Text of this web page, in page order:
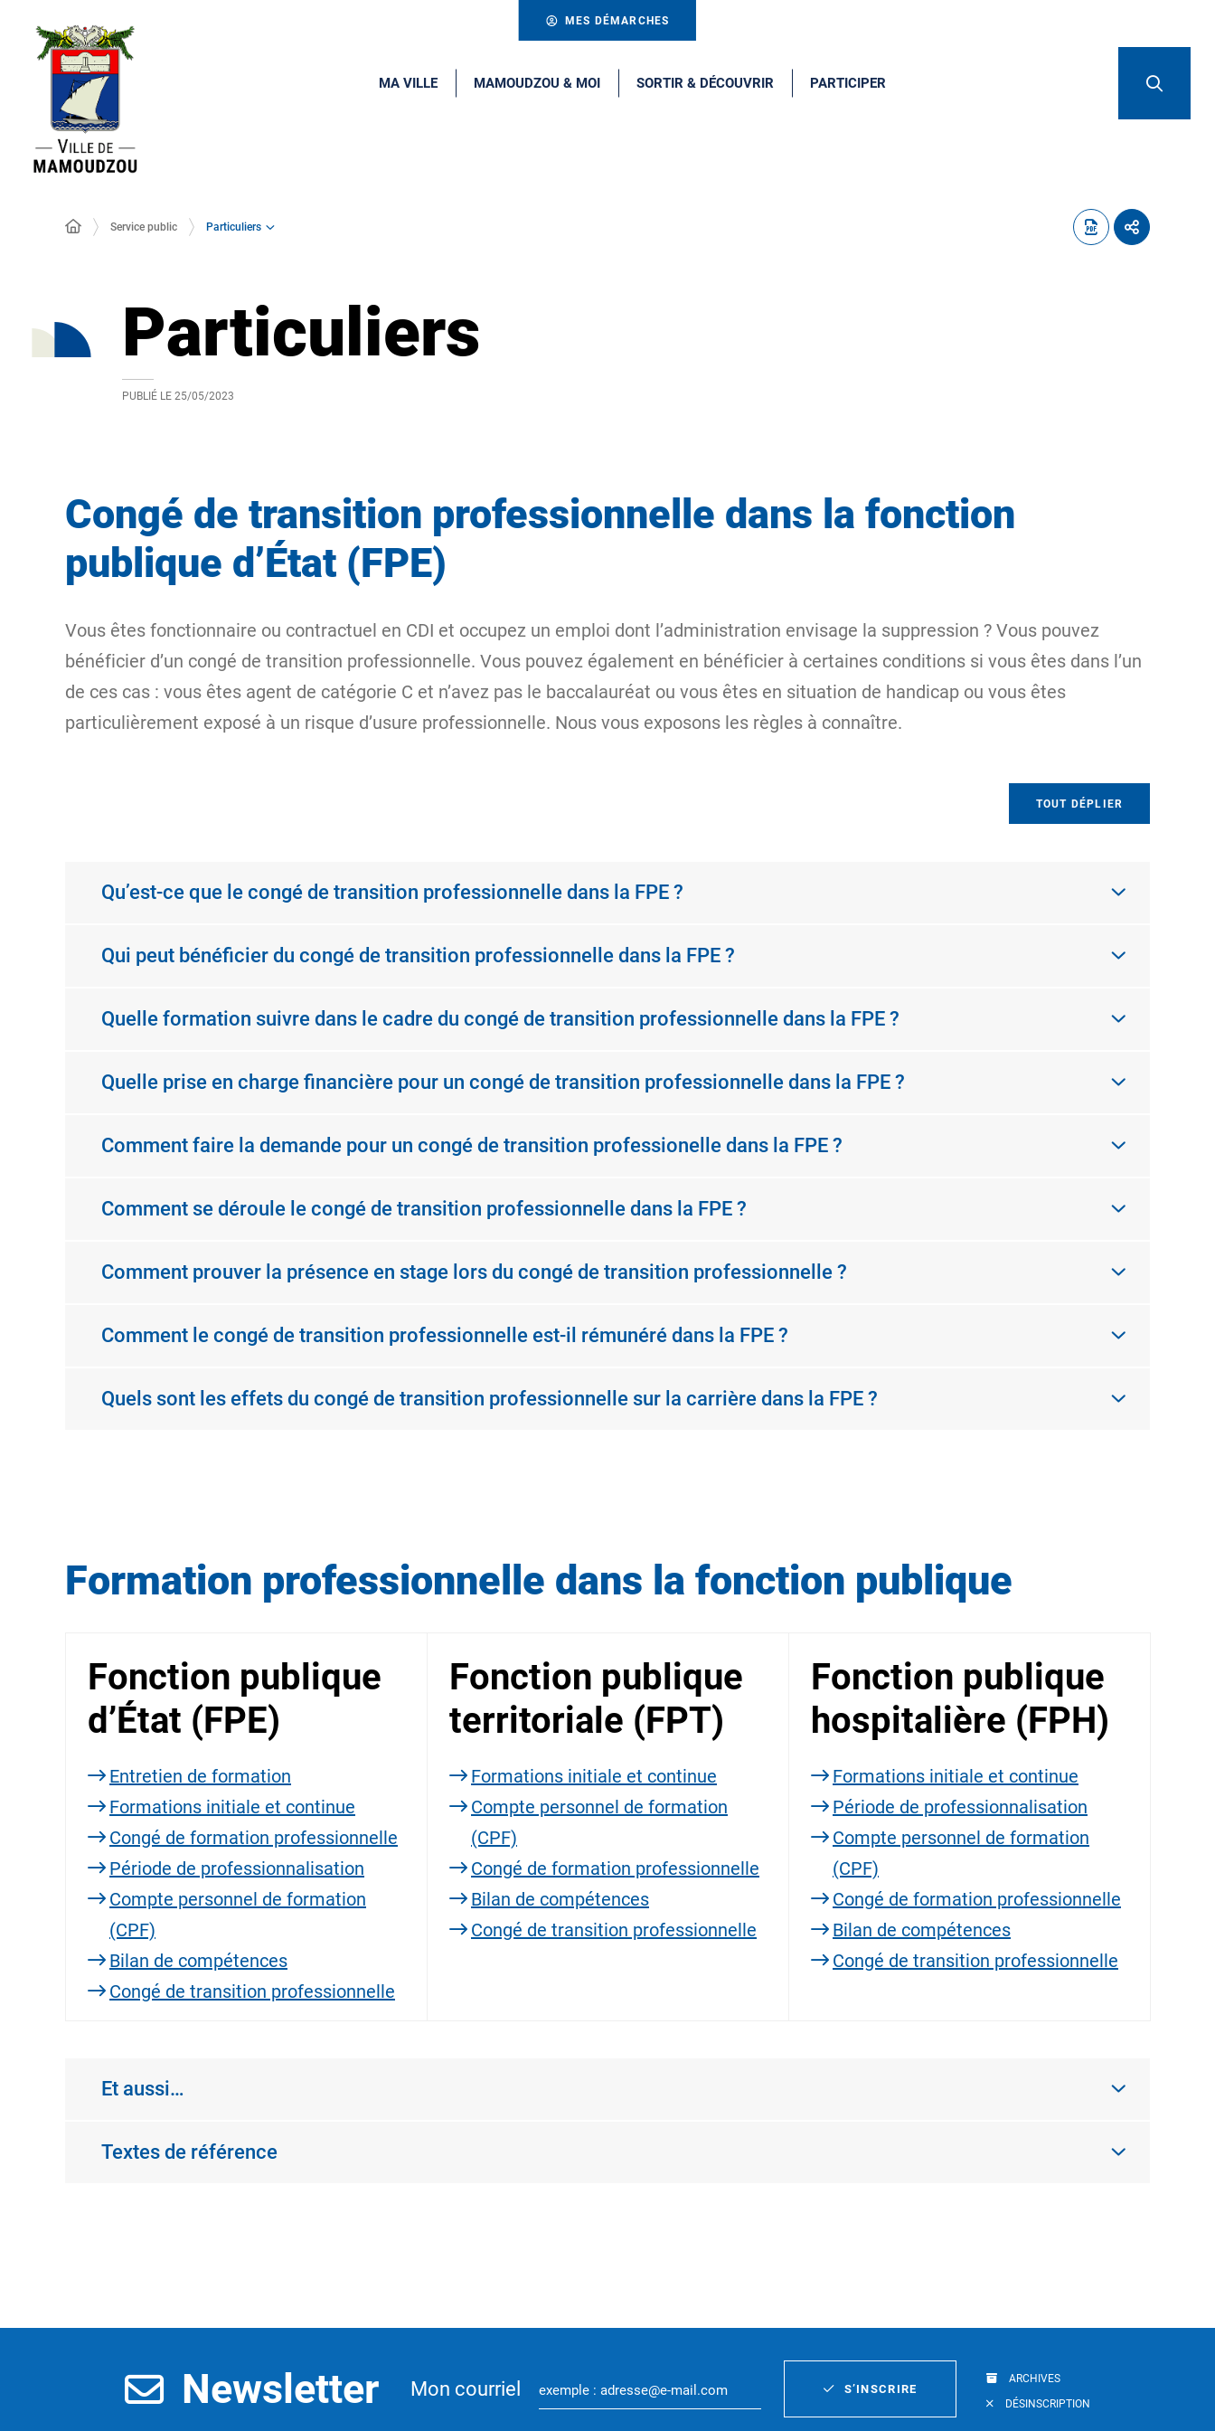
MES DÉMARCHES
MA VILLE MAMOUDZOU & MOI SORTIR & DÉCOUVRIR PARTICIPER
Service public Particuliers
Particuliers
PUBLIÉ LE 25/05/2023
Congé de transition professionnelle dans la fonction
publique d’État (FPE)
Vous êtes fonctionnaire ou contractuel en CDI et occupez un emploi dont l’administration envisage la suppression ? Vous pouvez
bénéficier d’un congé de transition professionnelle. Vous pouvez également en bénéficier à certaines conditions si vous êtes dans l’un
de ces cas : vous êtes agent de catégorie C et n’avez pas le baccalauréat ou vous êtes en situation de handicap ou vous êtes
particulièrement exposé à un risque d’usure professionnelle. Nous vous exposons les règles à connaître.
TOUT DÉPLIER
Qu’est-ce que le congé de transition professionnelle dans la FPE ?
Qui peut bénéficier du congé de transition professionnelle dans la FPE ?
Quelle formation suivre dans le cadre du congé de transition professionnelle dans la FPE ?
Quelle prise en charge financière pour un congé de transition professionnelle dans la FPE ?
Comment faire la demande pour un congé de transition professionelle dans la FPE ?
Comment se déroule le congé de transition professionnelle dans la FPE ?
Comment prouver la présence en stage lors du congé de transition professionnelle ?
Comment le congé de transition professionnelle est-il rémunéré dans la FPE ?
Quels sont les effets du congé de transition professionnelle sur la carrière dans la FPE ?
Formation professionnelle dans la fonction publique
Fonction publique
d’État (FPE)
Entretien de formation
Formations initiale et continue
Congé de formation professionnelle
Période de professionnalisation
Compte personnel de formation
(CPF)
Bilan de compétences
Congé de transition professionnelle
Fonction publique
territoriale (FPT)
Formations initiale et continue
Compte personnel de formation
(CPF)
Congé de formation professionnelle
Bilan de compétences
Congé de transition professionnelle
Fonction publique
hospitalière (FPH)
Formations initiale et continue
Période de professionnalisation
Compte personnel de formation
(CPF)
Congé de formation professionnelle
Bilan de compétences
Congé de transition professionnelle
Et aussi…
Textes de référence
Newsletter Mon courriel S’INSCRIRE
ARCHIVES
DÉSINSCRIPTION